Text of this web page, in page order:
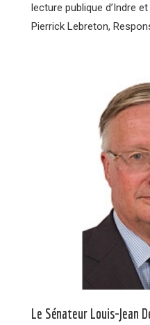
lecture publique d’Indre
Pierrick Lebreton,
Le Sénateur Louis-Jean